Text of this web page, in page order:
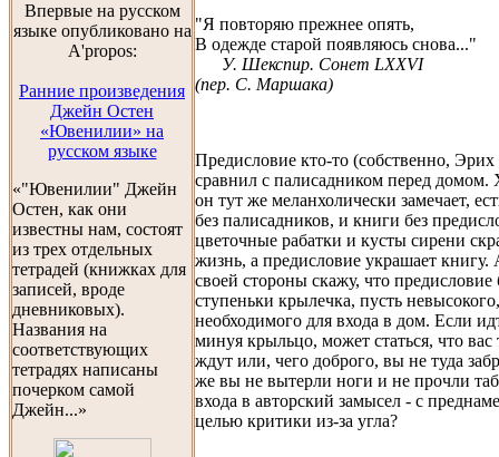
Впервые на русском
языке опубликовано на
A'propos:
Ранние произведения
Джейн Остен
«Ювенилии» на
русском языке
«"Ювенилии" Джейн
Остен, как они
известны нам, состоят
из трех отдельных
тетрадей (книжках для
записей, вроде
дневниковых).
Названия на
соответствующих
тетрадях написаны
почерком самой
Джейн...»
"Я повторяю прежнее опять,
В одежде старой появляюсь снова..."
У. Шекспир. Сонет LXXVI
(пер. С. Маршака)
Предисловие кто-то (собственно, Эрих
сравнил с палисадником перед домом.
он тут же меланхолически замечает,
без палисадников, и книги без
цветочные рабатки и кусты сирени
жизнь, а предисловие украшает книгу.
своей стороны скажу, что предисловие
ступеньки крылечка, пусть
необходимого для входа в дом. Если
минуя крыльцо, может статься, что вас
ждут или, чего доброго, вы не туда
же вы не вытерли ноги и не прочли
входа в авторский замысел - с
целью критики из-за угла?